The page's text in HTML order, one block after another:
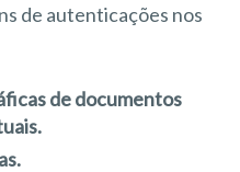
de autenticações nos
de documentos